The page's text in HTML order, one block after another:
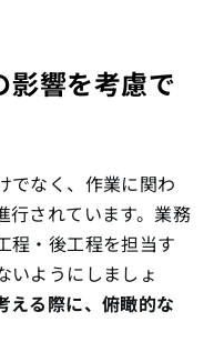
影響を考慮で
でなく、作業に関わ
行されています。業務
程・後工程を担当す
いようにしましょ
える際に、俯瞰的な